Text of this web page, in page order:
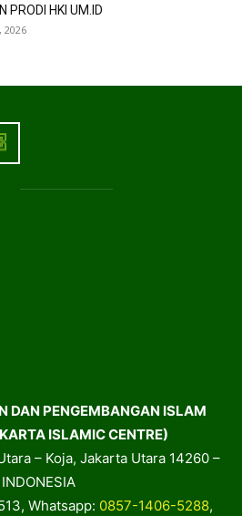
PRODI HKI UM.ID
2026
DAN PENGEMBANGAN ISLAM
ISLAMIC CENTRE)
– Koja, Jakarta Utara 14260 –
INDONESIA
Whatsapp: 0857-1406-5288,